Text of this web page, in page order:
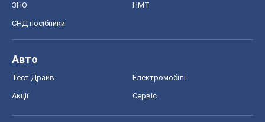
ЗНО НМТ
СНД посібники
Авто
Тест Драйв Електромобілі
Акції Сервіс